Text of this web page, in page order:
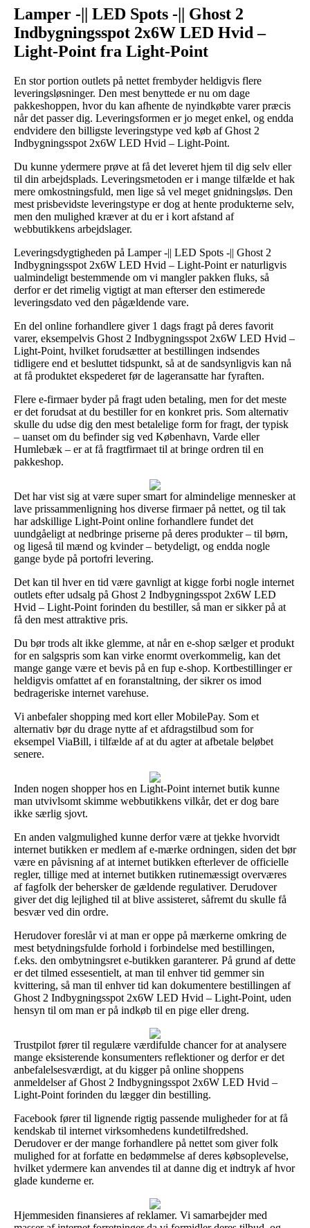
Lamper -|| LED Spots -|| Ghost 2
Indbygningsspot 2x6W LED Hvid –
Light-Point fra Light-Point
En stor portion outlets på nettet frembyder heldigvis flere
leveringsløsninger. Den mest benyttede er nu om dage
pakkeshoppen, hvor du kan afhente de nyindkøbte varer præcis
når det passer dig. Leveringsformen er jo meget enkel, og endda
endvidere den billigste leveringstype ved køb af Ghost 2
Indbygningsspot 2x6W LED Hvid – Light-Point.
Du kunne ydermere prøve at få det leveret hjem til dig selv eller
til din arbejdsplads. Leveringsmetoden er i mange tilfælde et hak
mere omkostningsfuld, men lige så vel meget gnidningsløs. Den
mest prisbevidste leveringstype er dog at hente produkterne selv,
men den mulighed kræver at du er i kort afstand af
webbutikkens arbejdslager.
Leveringsdygtigheden på Lamper -|| LED Spots -|| Ghost 2
Indbygningsspot 2x6W LED Hvid – Light-Point er naturligvis
ualmindeligt bestemmende om vi mangler pakken fluks, så
derfor er det rimelig vigtigt at man efterser den estimerede
leveringsdato ved den pågældende vare.
En del online forhandlere giver 1 dags fragt på deres favorit
varer, eksempelvis Ghost 2 Indbygningsspot 2x6W LED Hvid –
Light-Point, hvilket forudsætter at bestillingen indsendes
tidligere end et besluttet tidspunkt, så at de sandsynligvis kan nå
at få produktet ekspederet før de lageransatte har fyraften.
Flere e-firmaer byder på fragt uden betaling, men for det meste
er det forudsat at du bestiller for en konkret pris. Som alternativ
skulle du udse dig den mest betalelige form for fragt, der typisk
– uanset om du befinder sig ved København, Varde eller
Humlebæk – er at få fragtfirmaet til at bringe ordren til en
pakkeshop.
Det har vist sig at være super smart for almindelige mennesker at
lave prissammenligning hos diverse firmaer på nettet, og til tak
har adskillige Light-Point online forhandlere fundet det
uundgåeligt at nedbringe priserne på deres produkter – til børn,
og ligeså til mænd og kvinder – betydeligt, og endda nogle
gange byde på portofri levering.
Det kan til hver en tid være gavnligt at kigge forbi nogle internet
outlets efter udsalg på Ghost 2 Indbygningsspot 2x6W LED
Hvid – Light-Point forinden du bestiller, så man er sikker på at
få den mest attraktive pris.
Du bør trods alt ikke glemme, at når en e-shop sælger et produkt
for en salgspris som kan virke enormt overkommelig, kan det
mange gange være et bevis på en fup e-shop. Kortbestillinger er
heldigvis omfattet af en foranstaltning, der sikrer os imod
bedrageriske internet varehuse.
Vi anbefaler shopping med kort eller MobilePay. Som et
alternativ bør du drage nytte af et afdragstilbud som for
eksempel ViaBill, i tilfælde af at du agter at afbetale beløbet
senere.
Inden nogen shopper hos en Light-Point internet butik kunne
man utvivlsomt skimme webbutikkens vilkår, det er dog bare
ikke særlig sjovt.
En anden valgmulighed kunne derfor være at tjekke hvorvidt
internet butikken er medlem af e-mærke ordningen, siden det bør
være en påvisning af at internet butikken efterlever de officielle
regler, tillige med at internet butikken rutinemæssigt overværes
af fagfolk der behersker de gældende regulativer. Derudover
giver det dig lejlighed til at blive assisteret, såfremt du skulle få
besvær ved din ordre.
Herudover foreslår vi at man er oppe på mærkerne omkring de
mest betydningsfulde forhold i forbindelse med bestillingen,
f.eks. den ombytningsret e-butikken garanterer. På grund af dette
er det tilmed essesentielt, at man til enhver tid gemmer sin
kvittering, så man til enhver tid kan dokumentere bestillingen af
Ghost 2 Indbygningsspot 2x6W LED Hvid – Light-Point, uden
hensyn til om man er på indkøb til en pige eller dreng.
Trustpilot fører til regulære værdifulde chancer for at analysere
mange eksisterende konsumenters reflektioner og derfor er det
anbefalelsesværdigt, at du kigger på online shoppens
anmeldelser af Ghost 2 Indbygningsspot 2x6W LED Hvid –
Light-Point forinden du lægger din bestilling.
Facebook fører til lignende rigtig passende muligheder for at få
kendskab til internet virksomhedens kundetilfredshed.
Derudover er der mange forhandlere på nettet som giver folk
mulighed for at forfatte en bedømmelse af deres købsoplevelse,
hvilket ydermere kan anvendes til at danne dig et indtryk af hvor
glade kunderne er.
Hjemmesiden finansieres af reklamer. Vi samarbejder med